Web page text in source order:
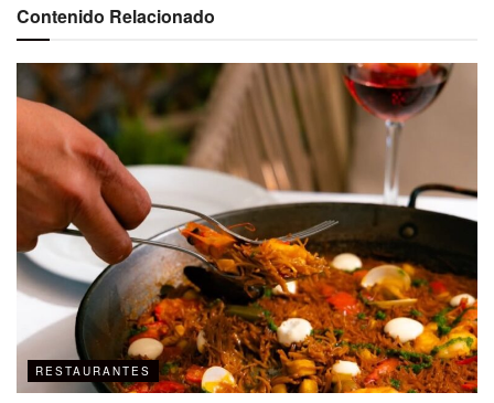
Contenido Relacionado
RESTAURANTES